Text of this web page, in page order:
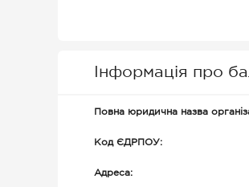
Інформація про
Повна юридична назва
Код ЄДРПОУ:
Адреса: